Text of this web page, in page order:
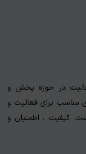
کاظمینی پس از 32 سال فعالیت در حوزه پخش و
برای فعالیت و
کیفیت ، اطمنیان و